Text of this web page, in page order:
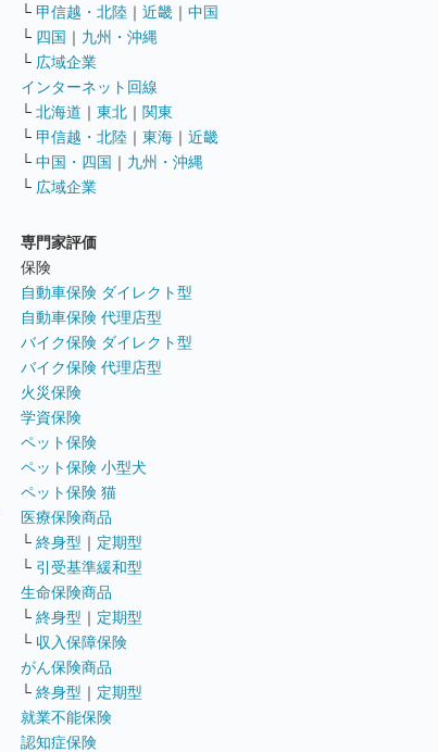
└ 甲信越・北陸 ｜ 近畿 ｜ 中国
└ 四国 ｜ 九州・沖縄
└ 広域企業
インターネット回線
└ 北海道 ｜ 東北 ｜ 関東
└ 甲信越・北陸 ｜ 東海 ｜ 近畿
└ 中国・四国 ｜ 九州・沖縄
└ 広域企業
専門家評価
保険
自動車保険 ダイレクト型
自動車保険 代理店型
バイク保険 ダイレクト型
バイク保険 代理店型
火災保険
学資保険
ペット保険
ペット保険 小型犬
ペット保険 猫
医療保険商品
└ 終身型 ｜ 定期型
└ 引受基準緩和型
生命保険商品
└ 終身型 ｜ 定期型
└ 収入保障保険
がん保険商品
└ 終身型 ｜ 定期型
就業不能保険
認知症保険